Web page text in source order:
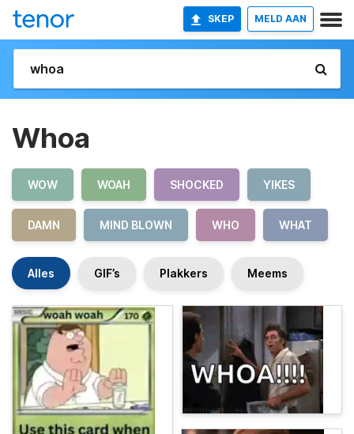
SKEP MELD AAN
Whoa
WOW WOAH SHOCKED YIKES
DAMN MIND BLOWN WHO WHAT
Alles GIF’s Plakkers Meems